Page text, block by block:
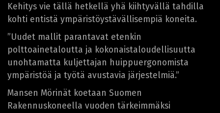
Kehitys vie tällä hetkellä yhä kiihtyvällä tahdilla
kohti entistä ympäristöystävällisempiä koneita.
”Uudet mallit parantavat etenkin
polttoainetaloutta ja kokonaistaloudellisuutta
unohtamatta kuljettajan huippuergonomista
ympäristöä ja työtä avustavia järjestelmiä.”
Mansen Mörinät koetaan Suomen
Rakennuskoneella vuoden tärkeimmäksi